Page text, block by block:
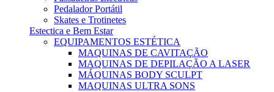
Pedalador Portátil
Skates e Trotinetes
Estectica e Bem Estar
EQUIPAMENTOS ESTÉTICA
MAQUINAS DE CAVITAÇÃO
MAQUINAS DE DEPILAÇÃO A LASER
MÁQUINAS BODY SCULPT
MAQUINAS ULTRA SONS